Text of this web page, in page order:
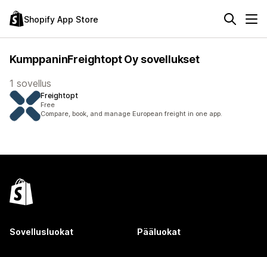
Shopify App Store
KumppaninFreightopt Oy sovellukset
1 sovellus
Freightopt
Free
Compare, book, and manage European freight in one app.
Sovellusluokat Pääluokat